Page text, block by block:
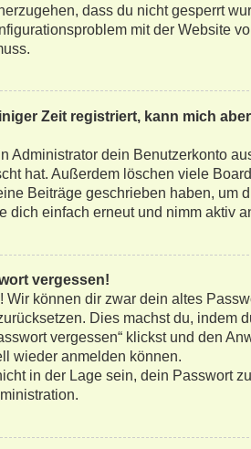
dass du nicht gesperrt
mit der Website
Zeit registriert, kann mich
Administrator dein Benutzerkonto
hat. Außerdem löschen viele
Beiträge geschrieben haben, um
dich einfach erneut und nimm aktiv
vergessen!
Wir können dir zwar dein altes
Dies machst du, indem
vergessen“ klickst und den
wieder anmelden können.
in der Lage sein, dein Passwort